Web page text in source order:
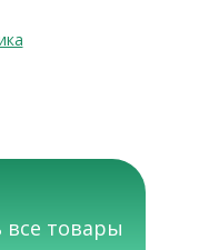
все товары